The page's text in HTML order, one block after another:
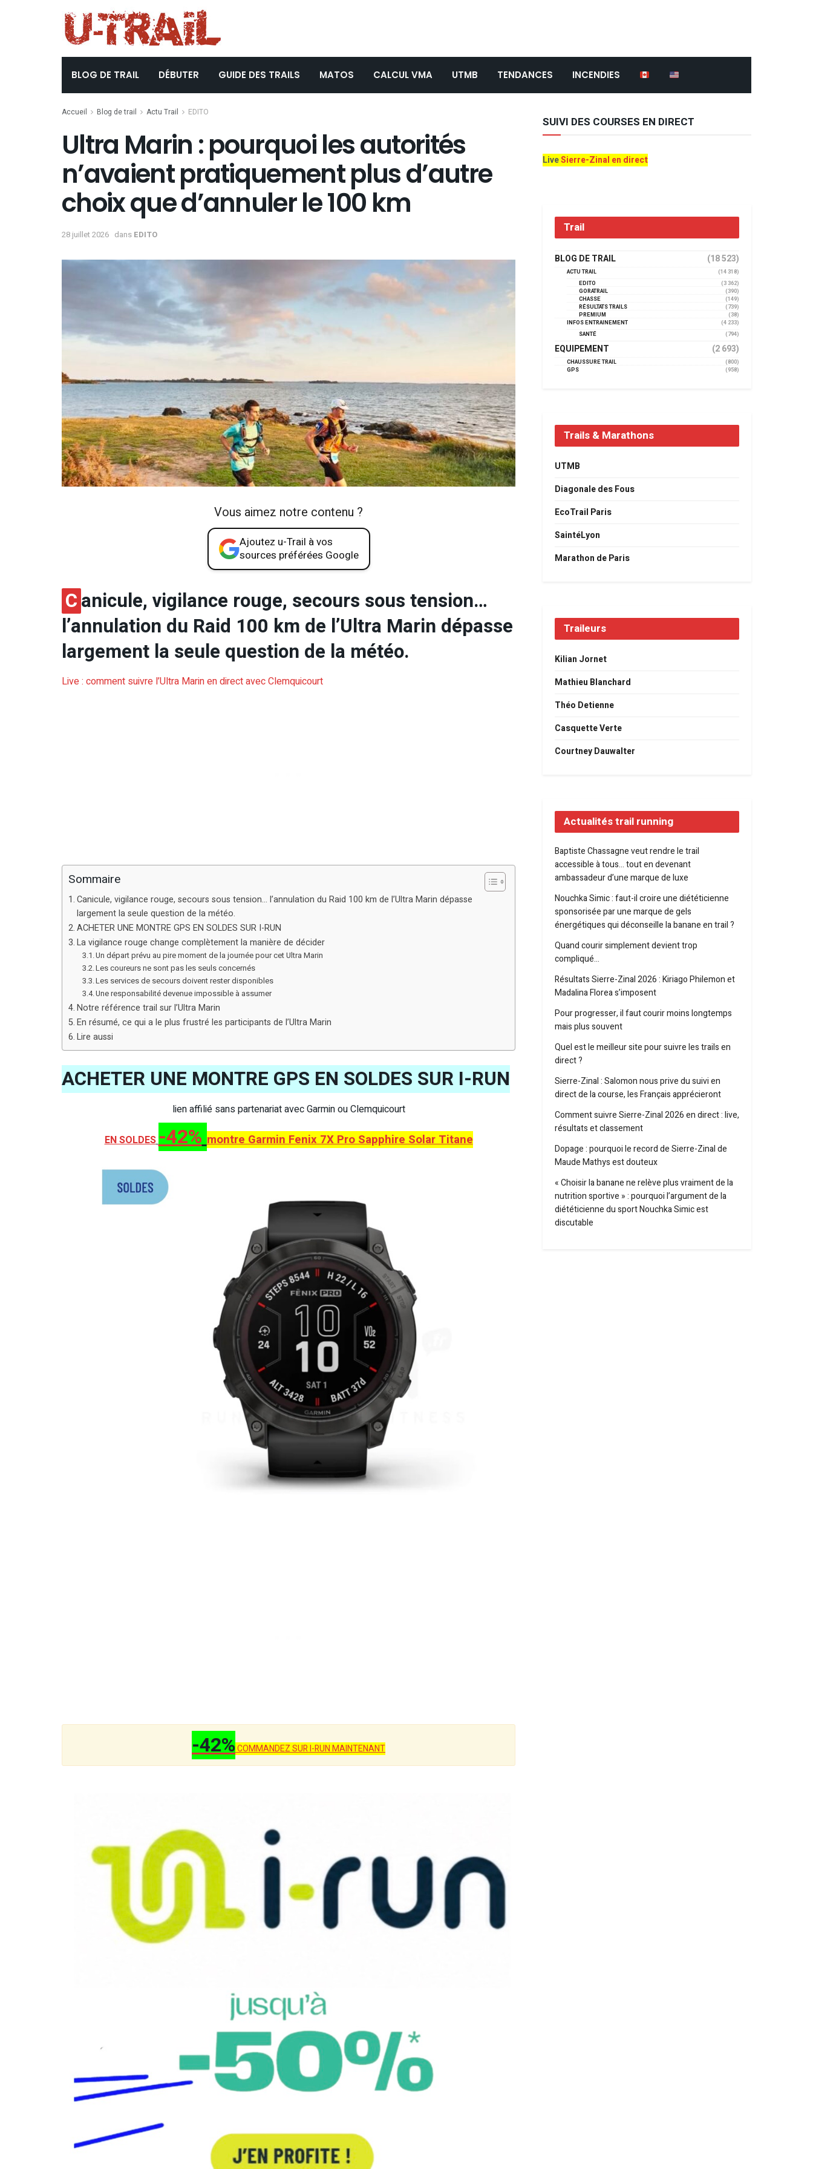
BLOG DE TRAIL DÉBUTER GUIDE DES TRAILS MATOS CALCUL VMA UTMB TENDANCES INCENDIES
Accueil Blog de trail Actu Trail EDITO
Ultra Marin : pourquoi les autorités
n’avaient pratiquement plus d’autre
choix que d’annuler le 100 km
28 juillet 2026 dans EDITO
Vous aimez notre contenu ?
Ajoutez u-Trail à vos
sources préférées Google
Canicule, vigilance rouge, secours sous tension…
l’annulation du Raid 100 km de l’Ultra Marin dépasse
largement la seule question de la météo.
Live : comment suivre l’Ultra Marin en direct avec Clemquicourt
Sommaire
Canicule, vigilance rouge, secours sous tension… l’annulation du Raid 100 km de l’Ultra Marin dépasse
largement la seule question de la météo.
ACHETER UNE MONTRE GPS EN SOLDES SUR I-RUN
La vigilance rouge change complètement la manière de décider
Un départ prévu au pire moment de la journée pour cet Ultra Marin
Les coureurs ne sont pas les seuls concernés
Les services de secours doivent rester disponibles
Une responsabilité devenue impossible à assumer
Notre référence trail sur l’Ultra Marin
En résumé, ce qui a le plus frustré les participants de l’Ultra Marin
Lire aussi
ACHETER UNE MONTRE GPS EN SOLDES SUR I-RUN
lien affilié sans partenariat avec Garmin ou Clemquicourt
EN SOLDES-42% montre Garmin Fenix 7X Pro Sapphire Solar Titane
-42%COMMANDEZ SUR I-RUN MAINTENANT
SUIVI DES COURSES EN DIRECT
LiveSierre-Zinal en direct
Trail
BLOG DE TRAIL (18 523)
ACTU TRAIL
(14 318)
EDITO
(3 362)
GORATRAIL
(390)
CHASSE
(149)
RÉSULTATS TRAILS
(739)
PREMIUM
(38)
INFOS ENTRAINEMENT
(4 233)
SANTÉ
(794)
EQUIPEMENT (2 693)
CHAUSSURE TRAIL
(800)
GPS
(958)
Trails & Marathons
UTMB
Diagonale des Fous
EcoTrail Paris
SaintéLyon
Marathon de Paris
Traileurs
Kilian Jornet
Mathieu Blanchard
Théo Detienne
Casquette Verte
Courtney Dauwalter
Actualités trail running
Baptiste Chassagne veut rendre le trail
accessible à tous… tout en devenant
ambassadeur d’une marque de luxe
Nouchka Simic : faut-il croire une diététicienne
sponsorisée par une marque de gels
énergétiques qui déconseille la banane en trail ?
Quand courir simplement devient trop
compliqué…
Résultats Sierre-Zinal 2026 : Kiriago Philemon et
Madalina Florea s’imposent
Pour progresser, il faut courir moins longtemps
mais plus souvent
Quel est le meilleur site pour suivre les trails en
direct ?
Sierre-Zinal : Salomon nous prive du suivi en
direct de la course, les Français apprécieront
Comment suivre Sierre-Zinal 2026 en direct : live,
résultats et classement
Dopage : pourquoi le record de Sierre-Zinal de
Maude Mathys est douteux
« Choisir la banane ne relève plus vraiment de la
nutrition sportive » : pourquoi l’argument de la
diététicienne du sport Nouchka Simic est
discutable